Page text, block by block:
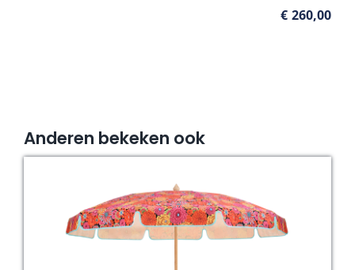
€ 260,00
Anderen bekeken ook